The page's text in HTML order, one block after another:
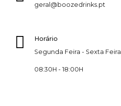
geral@boozedrinks.pt
Horário
Segunda Feira - Sexta Feira
08:30H - 18:00H